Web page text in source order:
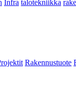
Infra talotekniikka
Rakennustuote